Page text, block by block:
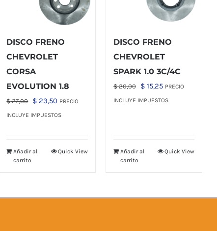
DISCO FRENO
CHEVROLET
CORSA
EVOLUTION 1.8
$27,00
El
precio
$ 27,00.
$ 23,50El
precio
$ 23,50.
PRECIO
INCLUYE IMPUESTOS
Añadir al
carrito
Quick View
DISCO FRENO
CHEVROLET
SPARK 1.0 3C/4C
$20,00
El
precio
$15,25El
precio
PRECIO
INCLUYE IMPUESTOS
Añadir al
carrito
Quick View